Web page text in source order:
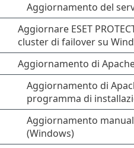
Aggiornamento del
Aggiornare ESET
cluster di failover su
Aggiornamento di
Aggiornamento di
programma di
Aggiornamento
(Windows)